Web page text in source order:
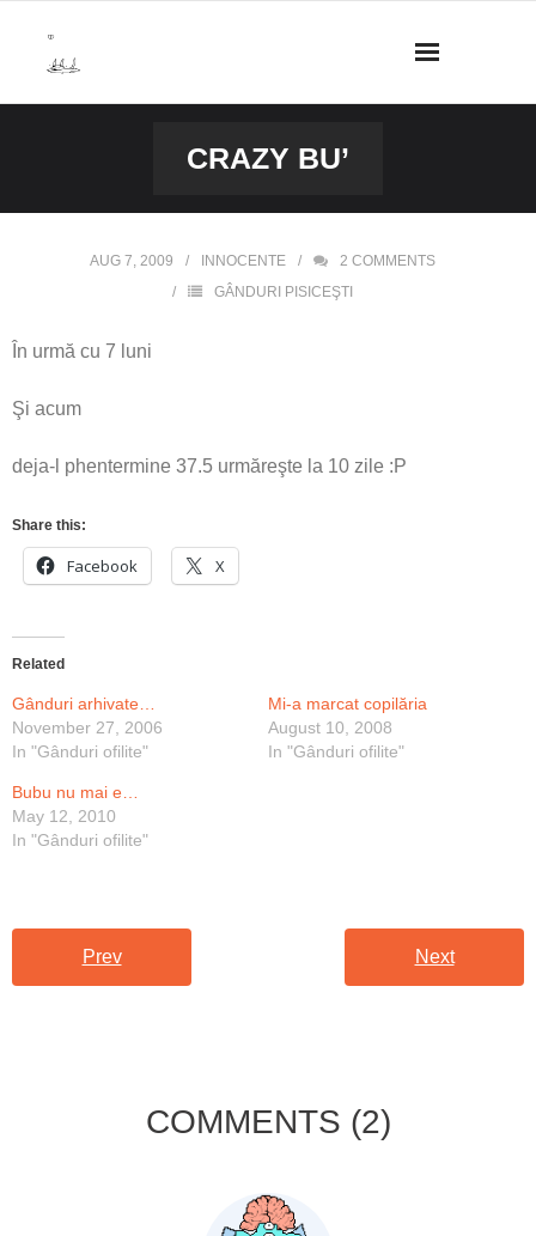
CRAZY BU’
AUG 7, 2009 INNOCENTE 2 COMMENTS
GÂNDURI PISICEŞTI
În urmă cu 7 luni
Şi acum
deja-l phentermine 37.5 urmăreşte la 10 zile :P
Share this:
Facebook X
Related
Gânduri arhivate…
November 27, 2006
In "Gânduri ofilite"
Mi-a marcat copilăria
August 10, 2008
In "Gânduri ofilite"
Bubu nu mai e…
May 12, 2010
In "Gânduri ofilite"
Prev Next
COMMENTS (2)